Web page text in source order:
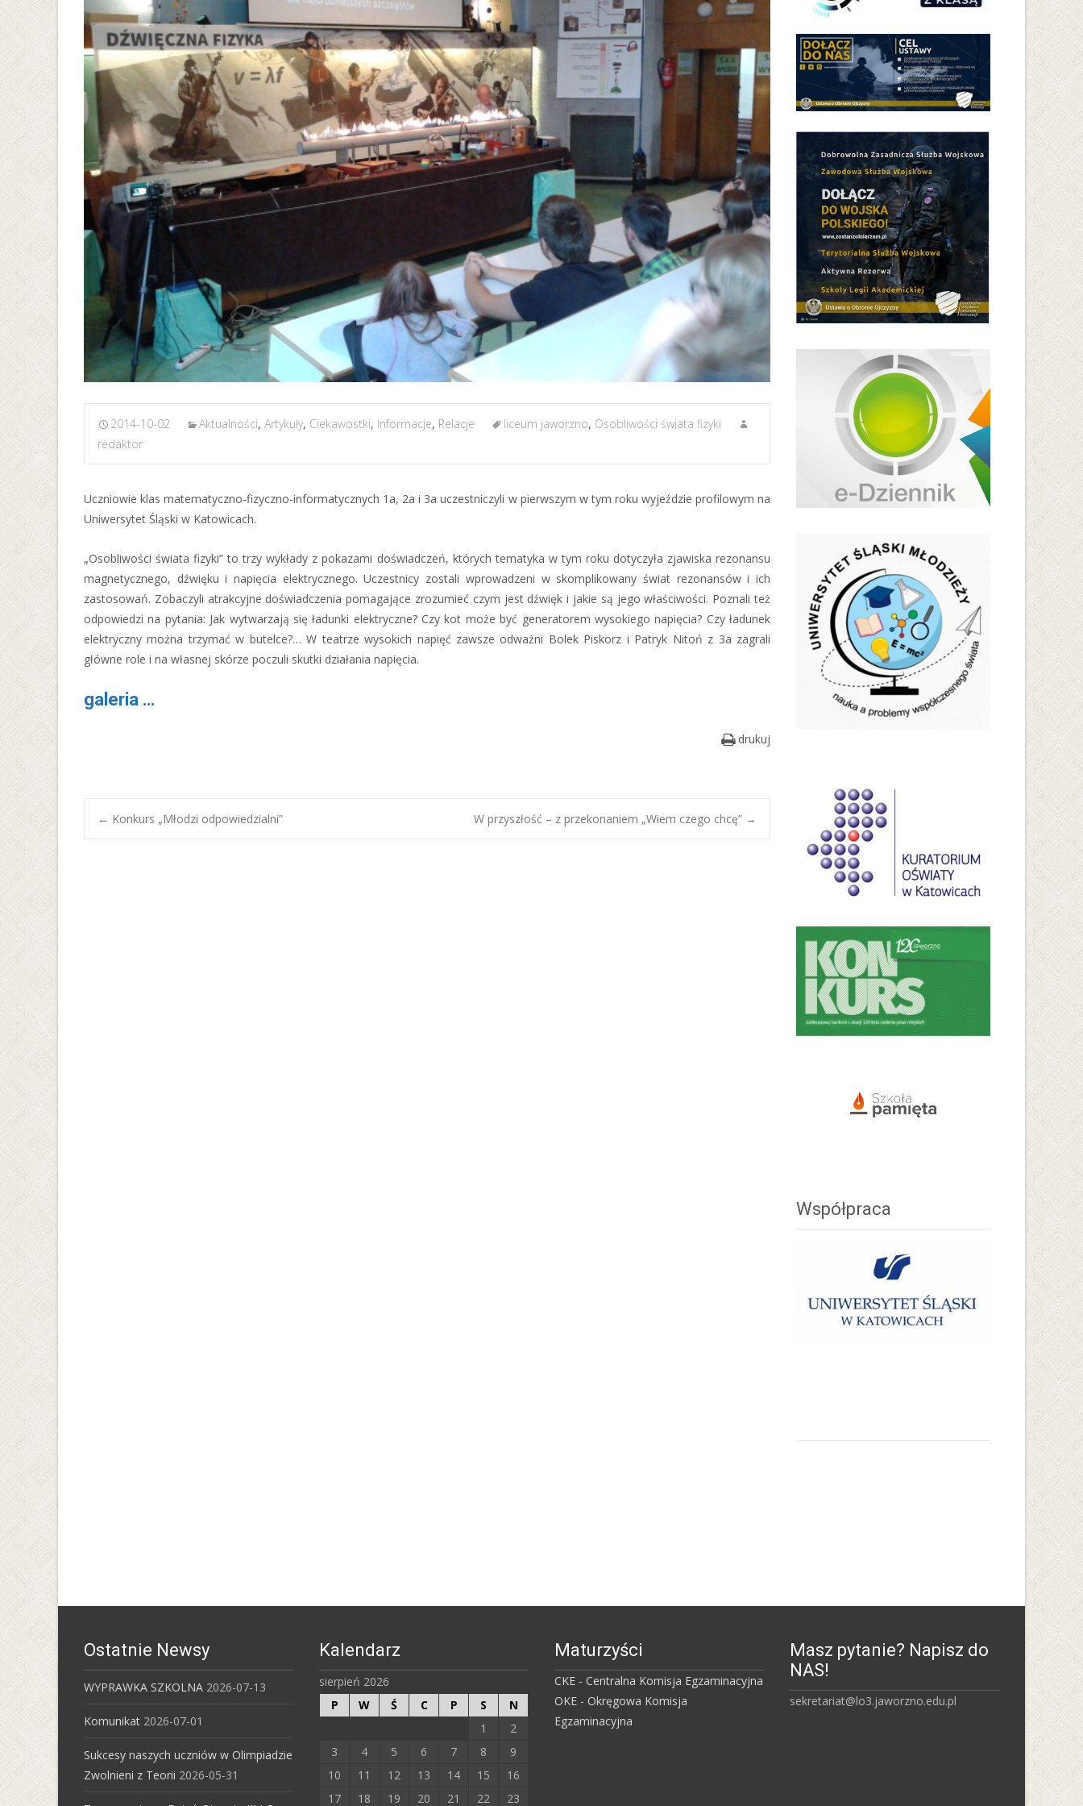
2014-10-02 Aktualności, Artykuły, Ciekawostki, Informacje, Relacje liceum jaworzno, Osobliwości świata fizyki
redaktor
Uczniowie klas matematyczno-fizyczno-informatycznych 1a, 2a i 3a uczestniczyli w pierwszym w tym roku wyjeździe profilowym na
Uniwersytet Śląski w Katowicach.
„Osobliwości świata fizyki” to trzy wykłady z pokazami doświadczeń, których tematyka w tym roku dotyczyła zjawiska rezonansu
magnetycznego, dźwięku i napięcia elektrycznego. Uczestnicy zostali wprowadzeni w skomplikowany świat rezonansów i ich
zastosowań. Zobaczyli atrakcyjne doświadczenia pomagające zrozumieć czym jest dźwięk i jakie są jego właściwości. Poznali też
odpowiedzi na pytania: Jak wytwarzają się ładunki elektryczne? Czy kot może być generatorem wysokiego napięcia? Czy ładunek
elektryczny można trzymać w butelce?… W teatrze wysokich napięć zawsze odważni Bolek Piskorz i Patryk Nitoń z 3a zagrali
główne role i na własnej skórze poczuli skutki działania napięcia.
galeria …
drukuj
Post
← Konkurs „Młodzi odpowiedzialni” W przyszłość – z przekonaniem „Wiem czego chcę” →
Współpraca
Ostatnie Newsy
WYPRAWKA SZKOLNA 2026-07-13
Komunikat 2026-07-01
Sukcesy naszych uczniów w Olimpiadzie
Zwolnieni z Teorii 2026-05-31
Kalendarz
sierpień 2026
P
W Ś C P S
N
1
2
3
4 5 6 7 8
9
10
11 12 13 14 15
16
17
18 19 20 21 22 23
Maturzyści
CKE - Centralna Komisja Egzaminacyjna
OKE - Okręgowa Komisja
Egzaminacyjna
Masz pytanie? Napisz do
NAS!
sekretariat@lo3.jaworzno.edu.pl